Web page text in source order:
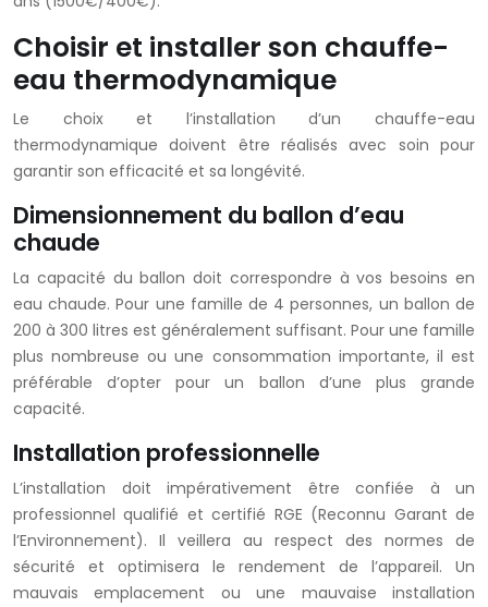
Choisir et installer son chauffe-
eau thermodynamique
Le choix et l’installation d’un chauffe-eau
thermodynamique doivent être réalisés avec soin pour
garantir son efficacité et sa longévité.
Dimensionnement du ballon d’eau
chaude
La capacité du ballon doit correspondre à vos besoins en
eau chaude. Pour une famille de 4 personnes, un ballon de
200 à 300 litres est généralement suffisant. Pour une famille
plus nombreuse ou une consommation importante, il est
préférable d’opter pour un ballon d’une plus grande
capacité.
Installation professionnelle
L’installation doit impérativement être confiée à un
professionnel qualifié et certifié RGE (Reconnu Garant de
l’Environnement). Il veillera au respect des normes de
sécurité et optimisera le rendement de l’appareil. Un
mauvais emplacement ou une mauvaise installation